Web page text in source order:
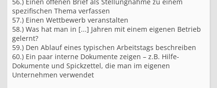
spezifischen Thema verfassen
57.) Einen Wettbewerb veranstalten
58.) Was hat man in [...] Jahren mit einem eigenen Betrieb
gelernt?
59.) Den Ablauf eines typischen Arbeitstags beschreiben
60.) Ein paar interne Dokumente zeigen – z.B. Hilfe-
Dokumente und Spickzettel, die man im eigenen
Unternehmen verwendet